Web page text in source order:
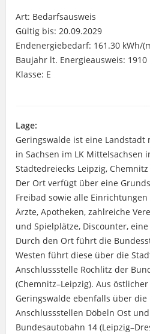
Art: Bedarfsausweis
Gültig bis: 20.09.2029
Endenergiebedarf: 161.30 kWh/
Baujahr lt. Energieausweis: 1910
Klasse: E
Lage:
Geringswalde ist eine Landstadt
in Sachsen im LK Mittelsachsen
Städtedreiecks Leipzig,
Der Ort verfügt über eine
Freibad sowie alle
Ärzte, Apotheken, zahlreiche
und Spielplätze, Discounter,
Durch den Ort führt die
Westen führt diese über die
Anschlussstelle Rochlitz der
(Chemnitz–Leipzig). Aus
Geringswalde ebenfalls über die
Anschlussstellen Döbeln Ost
Bundesautobahn 14